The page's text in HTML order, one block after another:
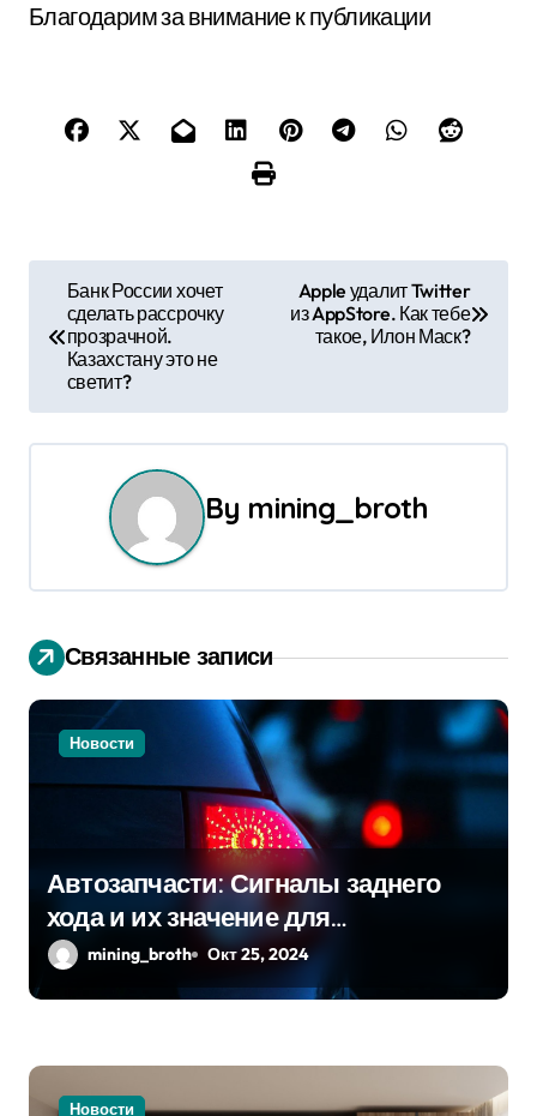
Благодарим за внимание к публикации
и
ц
и
я
п
о
п
и
я
Банк России хочет
сделать рассрочку
прозрачной.
Казахстану это не
светит?
Apple удалит Twitter
из AppStore. Как тебе
такое, Илон Маск?
By mining_broth
Связанные записи
Новости
Автозапчасти: Сигналы заднего
хода и их значение для
безопасности на дороге
mining_broth Окт 25, 2024
Новости